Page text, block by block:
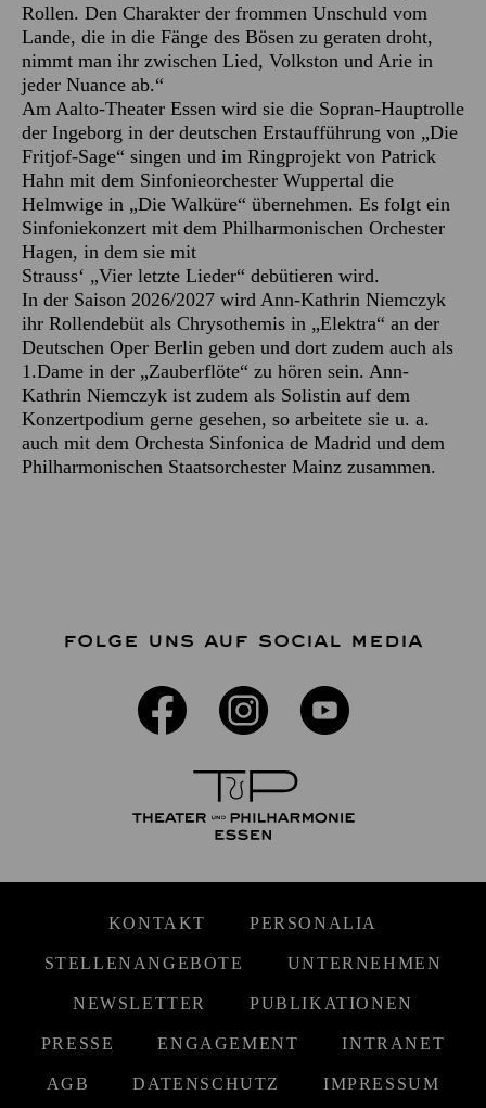
Rollen. Den Charakter der frommen Unschuld vom
Lande, die in die Fänge des Bösen zu geraten droht,
nimmt man ihr zwischen Lied, Volkston und Arie in
jeder Nuance ab.“
Am Aalto-Theater Essen wird sie die Sopran-Hauptrolle
der Ingeborg in der deutschen Erstaufführung von „Die
Fritjof-Sage“ singen und im Ringprojekt von Patrick
Hahn mit dem Sinfonieorchester Wuppertal die
Helmwige in „Die Walküre“ übernehmen. Es folgt ein
Sinfoniekonzert mit dem Philharmonischen Orchester
Hagen, in dem sie mit
Strauss‘ „Vier letzte Lieder“ debütieren wird.
In der Saison 2026/2027 wird Ann-Kathrin Niemczyk
ihr Rollendebüt als Chrysothemis in „Elektra“ an der
Deutschen Oper Berlin geben und dort zudem auch als
1.Dame in der „Zauberflöte“ zu hören sein. Ann-
Kathrin Niemczyk ist zudem als Solistin auf dem
Konzertpodium gerne gesehen, so arbeitete sie u. a.
auch mit dem Orchesta Sinfonica de Madrid und dem
Philharmonischen Staatsorchester Mainz zusammen.
FOLGE UNS AUF SOCIAL MEDIA
KONTAKT PERSONALIA
STELLENANGEBOTE UNTERNEHMEN
NEWSLETTER PUBLIKATIONEN
PRESSE ENGAGEMENT INTRANET
AGB DATENSCHUTZ IMPRESSUM